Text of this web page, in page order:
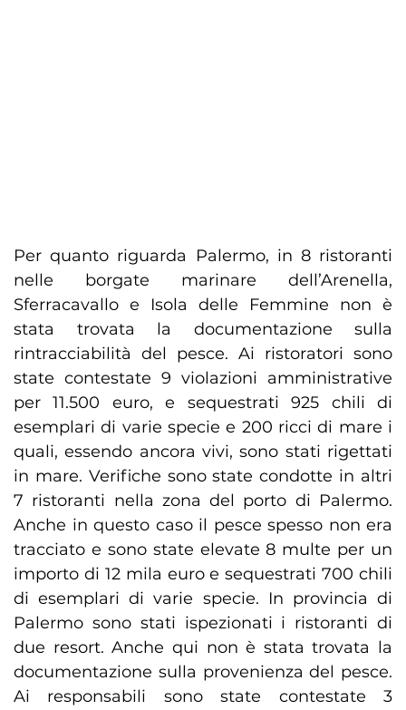
Per quanto riguarda Palermo, in 8 ristoranti
nelle borgate marinare dell’Arenella,
Sferracavallo e Isola delle Femmine non è
stata trovata la documentazione sulla
rintracciabilità del pesce. Ai ristoratori sono
state contestate 9 violazioni amministrative
per 11.500 euro, e sequestrati 925 chili di
esemplari di varie specie e 200 ricci di mare i
quali, essendo ancora vivi, sono stati rigettati
in mare. Verifiche sono state condotte in altri
7 ristoranti nella zona del porto di Palermo.
Anche in questo caso il pesce spesso non era
tracciato e sono state elevate 8 multe per un
importo di 12 mila euro e sequestrati 700 chili
di esemplari di varie specie. In provincia di
Palermo sono stati ispezionati i ristoranti di
due resort. Anche qui non è stata trovata la
documentazione sulla provenienza del pesce.
Ai responsabili sono state contestate 3